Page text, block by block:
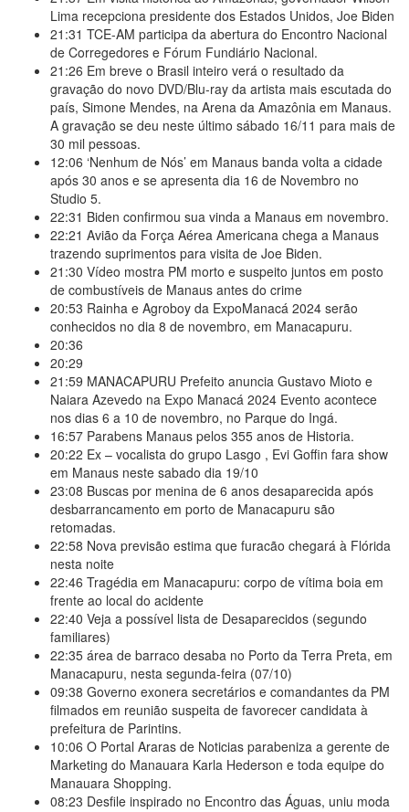
Lima recepciona presidente dos Estados Unidos, Joe Biden
21:31 TCE-AM participa da abertura do Encontro Nacional
de Corregedores e Fórum Fundiário Nacional.
21:26 Em breve o Brasil inteiro verá o resultado da
gravação do novo DVD/Blu-ray da artista mais escutada do
país, Simone Mendes, na Arena da Amazônia em Manaus.
A gravação se deu neste último sábado 16/11 para mais de
30 mil pessoas.
12:06 ‘Nenhum de Nós’ em Manaus banda volta a cidade
após 30 anos e se apresenta dia 16 de Novembro no
Studio 5.
22:31 Biden confirmou sua vinda a Manaus em novembro.
22:21 Avião da Força Aérea Americana chega a Manaus
trazendo suprimentos para visita de Joe Biden.
21:30 Vídeo mostra PM morto e suspeito juntos em posto
de combustíveis de Manaus antes do crime
20:53 Rainha e Agroboy da ExpoManacá 2024 serão
conhecidos no dia 8 de novembro, em Manacapuru.
20:36
20:29
21:59 MANACAPURU Prefeito anuncia Gustavo Mioto e
Naiara Azevedo na Expo Manacá 2024 Evento acontece
nos dias 6 a 10 de novembro, no Parque do Ingá.
16:57 Parabens Manaus pelos 355 anos de Historia.
20:22 Ex – vocalista do grupo Lasgo , Evi Goffin fara show
em Manaus neste sabado dia 19/10
23:08 Buscas por menina de 6 anos desaparecida após
desbarrancamento em porto de Manacapuru são
retomadas.
22:58 Nova previsão estima que furacão chegará à Flórida
nesta noite
22:46 Tragédia em Manacapuru: corpo de vítima boia em
frente ao local do acidente
22:40 Veja a possível lista de Desaparecidos (segundo
familiares)
22:35 área de barraco desaba no Porto da Terra Preta, em
Manacapuru, nesta segunda-feira (07/10)
09:38 Governo exonera secretários e comandantes da PM
filmados em reunião suspeita de favorecer candidata à
prefeitura de Parintins.
10:06 O Portal Araras de Noticias parabeniza a gerente de
Marketing do Manauara Karla Hederson e toda equipe do
Manauara Shopping.
08:23 Desfile inspirado no Encontro das Águas, uniu moda